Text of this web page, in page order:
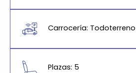
Carrocería: Todoterreno
Plazas: 5